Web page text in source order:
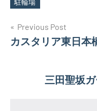
投
稿
Previous Post
カスタリア東日本
三田聖坂